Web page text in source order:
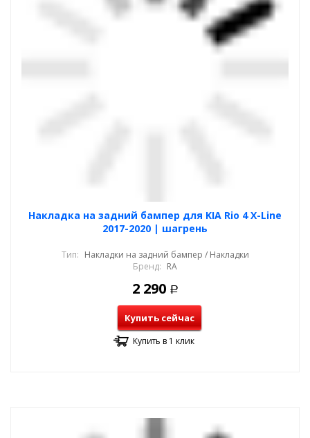
Накладка на задний бампер для KIA Rio 4 X-Line
2017-2020 | шагрень
Тип: Накладки на задний бампер / Накладки
Бренд: RA
2 290 Р
Купить сейчас
Купить в 1 клик